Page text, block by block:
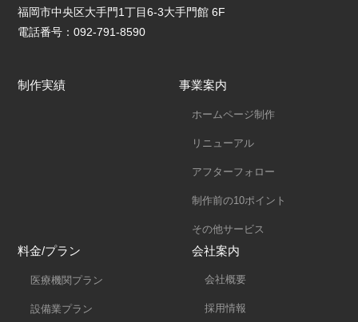
福岡市中央区大手門1丁目6-3大手門館 6F
電話番号：092-791-8590
制作実績 事業案内
ホームページ制作
リニューアル
アフターフォロー
制作前の10ポイント
その他サービス
料金/プラン
医療機関プラン
設備業プラン
会社案内
会社概要
採用情報